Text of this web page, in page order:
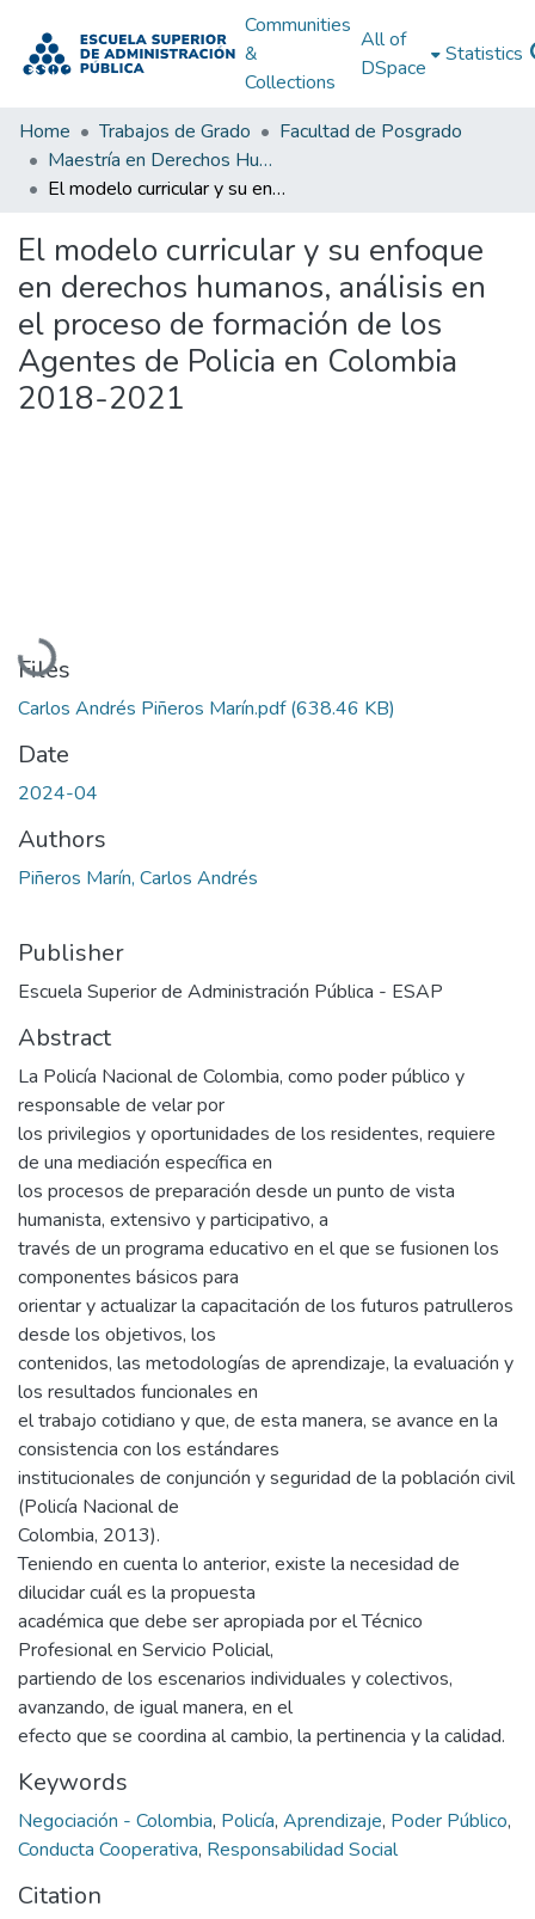
Communities
&
Collections
All of
DSpace
Statistics
Home Trabajos de Grado
Facultad de Posgrado
Maestría en Derechos Humanos, Gestión de la Transición y Posconflicto
El modelo curricular y su enfoque en derechos humanos, análisis en el proceso de formación de los Agentes de Policia en Colombia 2018-2021
El modelo curricular y su enfoque
en derechos humanos, análisis en
el proceso de formación de los
Agentes de Policia en Colombia
2018-2021
Loading...
Files
Carlos Andrés Piñeros Marín.pdf(638.46 KB)
Date
2024-04
Authors
Piñeros Marín, Carlos Andrés
Publisher
Escuela Superior de Administración Pública - ESAP
Abstract
La Policía Nacional de Colombia, como poder público y
responsable de velar por
los privilegios y oportunidades de los residentes, requiere
de una mediación específica en
los procesos de preparación desde un punto de vista
humanista, extensivo y participativo, a
través de un programa educativo en el que se fusionen los
componentes básicos para
orientar y actualizar la capacitación de los futuros patrulleros
desde los objetivos, los
contenidos, las metodologías de aprendizaje, la evaluación y
los resultados funcionales en
el trabajo cotidiano y que, de esta manera, se avance en la
consistencia con los estándares
institucionales de conjunción y seguridad de la población civil
(Policía Nacional de
Colombia, 2013).
Teniendo en cuenta lo anterior, existe la necesidad de
dilucidar cuál es la propuesta
académica que debe ser apropiada por el Técnico
Profesional en Servicio Policial,
partiendo de los escenarios individuales y colectivos,
avanzando, de igual manera, en el
efecto que se coordina al cambio, la pertinencia y la calidad.
Keywords
Negociación - Colombia, Policía, Aprendizaje, Poder Público,
Conducta Cooperativa, Responsabilidad Social
Citation